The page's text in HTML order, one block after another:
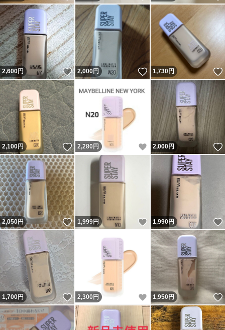
2,600円 いいね！
2,000円 いいね！
1,730円
2,100円 いいね！
2,280 円 いいね！
2,000円
2,050円 いいね！
1,999円 いいね！
1,990円
1,700円 いいね！
2,300 円 いいね！
1,950円